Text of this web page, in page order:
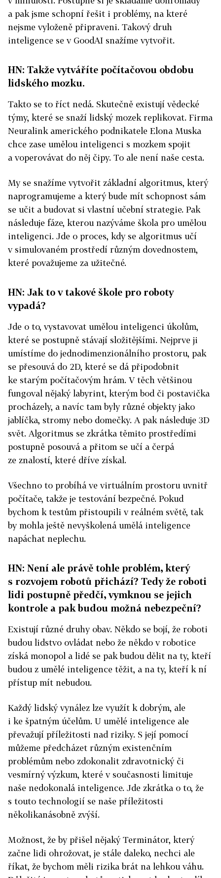
a pak jsme schopní řešit i problémy, na které
nejsme vyloženě připraveni. Takový druh
inteligence se v GoodAI snažíme vytvořit.
HN: Takže vytváříte počítačovou obdobu
lidského mozku.
Takto se to říct nedá. Skutečně existují vědecké
týmy, které se snaží lidský mozek replikovat. Firma
Neuralink amerického podnikatele Elona Muska
chce zase umělou inteligenci s mozkem spojit
a voperovávat do něj čipy. To ale není naše cesta.
My se snažíme vytvořit základní algoritmus, který
naprogramujeme a který bude mít schopnost sám
se učit a budovat si vlastní učební strategie. Pak
následuje fáze, kterou nazýváme škola pro umělou
inteligenci. Jde o proces, kdy se algoritmus učí
v simulovaném prostředí různým dovednostem,
které považujeme za užitečné.
HN: Jak to v takové škole pro roboty
vypadá?
Jde o to, vystavovat umělou inteligenci úkolům,
které se postupně stávají složitějšími. Nejprve ji
umístíme do jednodimenzionálního prostoru, pak
se přesouvá do 2D, které se dá připodobnit
ke starým počítačovým hrám. V těch většinou
fungoval nějaký labyrint, kterým bod či postavička
procházely, a navíc tam byly různé objekty jako
jablíčka, stromy nebo domečky. A pak následuje 3D
svět. Algoritmus se zkrátka těmito prostředími
postupně posouvá a přitom se učí a čerpá
ze znalostí, které dříve získal.
Všechno to probíhá ve virtuálním prostoru uvnitř
počítače, takže je testování bezpečné. Pokud
bychom k testům přistoupili v reálném světě, tak
by mohla ještě nevyškolená umělá inteligence
napáchat neplechu.
HN: Není ale právě tohle problém, který
s rozvojem robotů přichází? Tedy že roboti
lidi postupně předčí, vymknou se jejich
kontrole a pak budou možná nebezpeční?
Existují různé druhy obav. Někdo se bojí, že roboti
budou lidstvo ovládat nebo že někdo v robotice
získá monopol a lidé se pak budou dělit na ty, kteří
budou z umělé inteligence těžit, a na ty, kteří k ní
přístup mít nebudou.
Každý lidský vynález lze využít k dobrým, ale
i ke špatným účelům. U umělé inteligence ale
převažují příležitosti nad riziky. S její pomocí
můžeme předcházet různým existenčním
problémům nebo zdokonalit zdravotnický či
vesmírný výzkum, které v současnosti limituje
naše nedokonalá inteligence. Jde zkrátka o to, že
s touto technologií se naše příležitosti
několikanásobně zvýší.
Možnost, že by přišel nějaký Terminátor, který
začne lidi ohrožovat, je stále daleko, nechci ale
říkat, že bychom měli rizika brát na lehkou váhu.